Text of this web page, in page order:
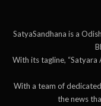
SatyaSandhana is a
With its tagline,
With a team of
the news